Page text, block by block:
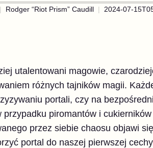
Rodger “Riot Prism” Caudill 2024-07-
utalentowani magowie,
różnych tajników magii.
portali, czy na
piromantów i cukierników
przez siebie chaosu objawi
portal do naszej pierwszej